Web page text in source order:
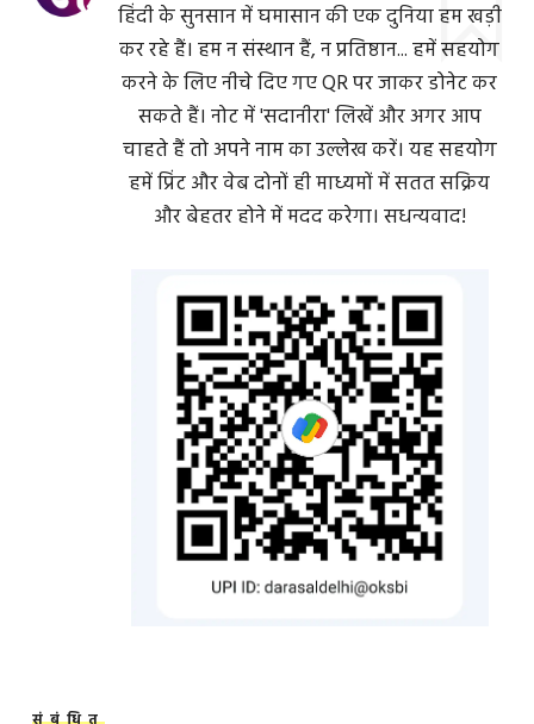
हिंदी के सुनसान में घमासान की एक दुनिया हम खड़ी
कर रहे हैं। हम न संस्थान हैं, न प्रतिष्ठान... हमें सहयोग
करने के लिए नीचे दिए गए QR पर जाकर डोनेट कर
सकते हैं। नोट में 'सदानीरा' लिखें और अगर आप
चाहते हैं तो अपने नाम का उल्लेख करें। यह सहयोग
हमें प्रिंट और वेब दोनों ही माध्यमों में सतत सक्रिय
और बेहतर होने में मदद करेगा। सधन्यवाद!